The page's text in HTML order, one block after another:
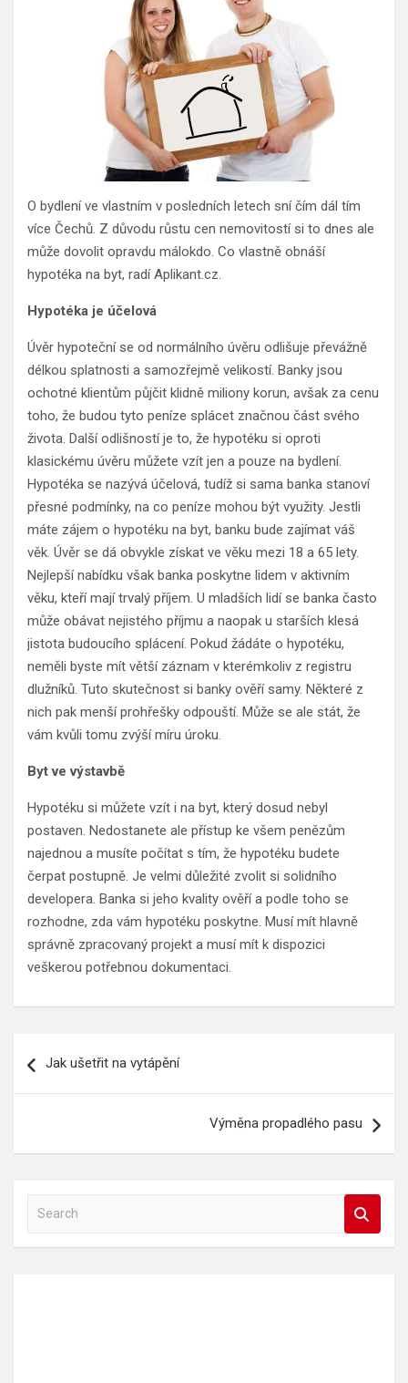
O bydlení ve vlastním v posledních letech sní čím dál tím
více Čechů. Z důvodu růstu cen nemovitostí si to dnes ale
může dovolit opravdu málokdo. Co vlastně obnáší
hypotéka na byt, radí Aplikant.cz.
Hypotéka je účelová
Úvěr hypoteční se od normálního úvěru odlišuje převážně
délkou splatnosti a samozřejmě velikostí. Banky jsou
ochotné klientům půjčit klidně miliony korun, avšak za cenu
toho, že budou tyto peníze splácet značnou část svého
života. Další odlišností je to, že hypotéku si oproti
klasickému úvěru můžete vzít jen a pouze na bydlení.
Hypotéka se nazývá účelová, tudíž si sama banka stanoví
přesné podmínky, na co peníze mohou být využity. Jestli
máte zájem o hypotéku na byt, banku bude zajímat váš
věk. Úvěr se dá obvykle získat ve věku mezi 18 a 65 lety.
Nejlepší nabídku však banka poskytne lidem v aktivním
věku, kteří mají trvalý příjem. U mladších lidí se banka často
může obávat nejistého příjmu a naopak u starších klesá
jistota budoucího splácení. Pokud žádáte o hypotéku,
neměli byste mít větší záznam v kterémkoliv z registru
dlužníků. Tuto skutečnost si banky ověří samy. Některé z
nich pak menší prohřešky odpouští. Může se ale stát, že
vám kvůli tomu zvýší míru úroku.
Byt ve výstavbě
Hypotéku si můžete vzít i na byt, který dosud nebyl
postaven. Nedostanete ale přístup ke všem penězům
najednou a musíte počítat s tím, že hypotéku budete
čerpat postupně. Je velmi důležité zvolit si solidního
developera. Banka si jeho kvality ověří a podle toho se
rozhodne, zda vám hypotéku poskytne. Musí mít hlavně
správně zpracovaný projekt a musí mít k dispozici
veškerou potřebnou dokumentaci.
proJak ušetřit na vytápění
Výměna propadlého pasu
a